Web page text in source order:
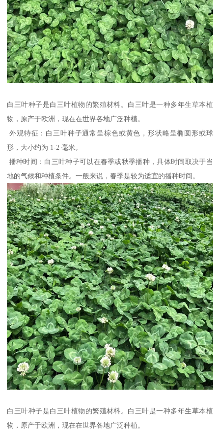
白三叶种子是白三叶植物的繁殖材料。白三叶是一种多年生草本植
物，原产于欧洲，现在在世界各地广泛种植。
外观特征：白三叶种子通常呈棕色或黄色，形状略呈椭圆形或球
形，大小约为 1-2 毫米。
播种时间：白三叶种子可以在春季或秋季播种，具体时间取决于当
地的气候和种植条件。一般来说，春季是较为适宜的播种时间。
白三叶种子是白三叶植物的繁殖材料。白三叶是一种多年生草本植
物，原产于欧洲，现在在世界各地广泛种植。